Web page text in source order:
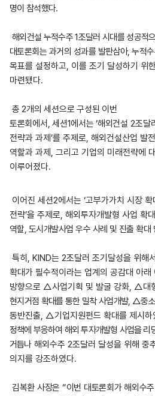
명이 참석했다.
해외건설 누적수주 1조달러 시대를 성공적
대토론회는 과거의 성과를 발판삼아, 누적
목표를 설정하고, 이를 조기 달성하기 위
마련됐다.
총 2개의 세션으로 구성된 이번
토론회에서, 세션1에서는 ‘해외건설2조달
전략과 과제’를 주제로, 해외건설산업 발
역할과 과제 , 그리고 기업의 미래전략에
이루어졌다.
이어진 세션2에서는 ‘고부가가치 시장
전략’을 주제로, 해외투자개발형 사업 확
역할, 도시개발사업 우수 사례 및 진출 확대
특히 , KIND는 2조달러 조기달성을 위해
확대가 필수적이라는 업계의 공감대 아래
방향으로 △사업기획 및 발굴 강화, △대
현지거점 확대를 통한 밀착 사업개발, △중
동반진출, △기업지원펀드 확대를 제시하
정책에 부응하여 해외 투자개발형 사업을 리
거듭나 해외수주 2조달러 달성을 위해 중
의지를 강조하였다.
김복환 사장은 “이번 대토론회가 해외수